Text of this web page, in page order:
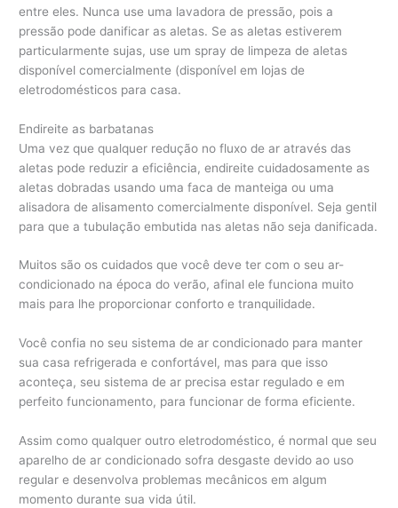
entre eles. Nunca use uma lavadora de pressão, pois a
pressão pode danificar as aletas. Se as aletas estiverem
particularmente sujas, use um spray de limpeza de aletas
disponível comercialmente (disponível em lojas de
eletrodomésticos para casa.
Endireite as barbatanas
Uma vez que qualquer redução no fluxo de ar através das
aletas pode reduzir a eficiência, endireite cuidadosamente as
aletas dobradas usando uma faca de manteiga ou uma
alisadora de alisamento comercialmente disponível. Seja gentil
para que a tubulação embutida nas aletas não seja danificada.
Muitos são os cuidados que você deve ter com o seu ar-
condicionado na época do verão, afinal ele funciona muito
mais para lhe proporcionar conforto e tranquilidade.
Você confia no seu sistema de ar condicionado para manter
sua casa refrigerada e confortável, mas para que isso
aconteça, seu sistema de ar precisa estar regulado e em
perfeito funcionamento, para funcionar de forma eficiente.
Assim como qualquer outro eletrodoméstico, é normal que seu
aparelho de ar condicionado sofra desgaste devido ao uso
regular e desenvolva problemas mecânicos em algum
momento durante sua vida útil.